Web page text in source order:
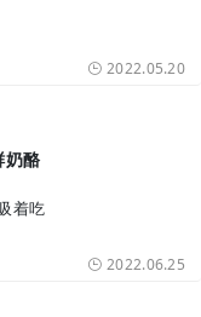
2022.05.20
奶酪
着吃
2022.06.25